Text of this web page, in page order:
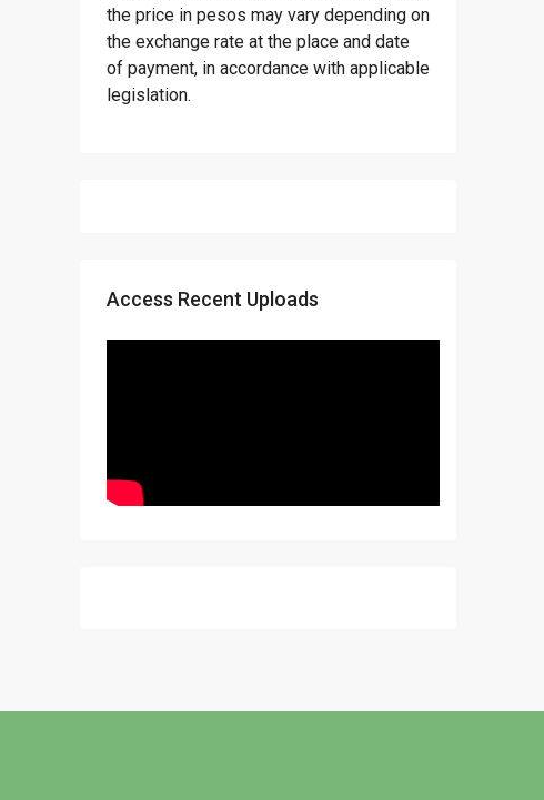
the price in pesos may vary depending on
the exchange rate at the place and date
of payment, in accordance with applicable
legislation.
Access Recent Uploads